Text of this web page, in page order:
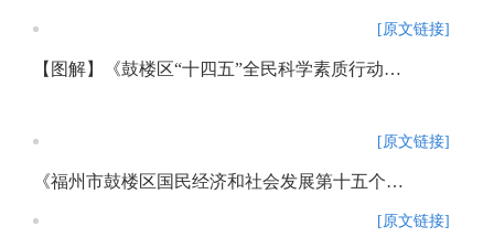
[原文链接]
【图解】《鼓楼区“十四五”全民科学素质行动规划纲要实施方案》
[原文链接]
《福州市鼓楼区国民经济和社会发展第十五个五年规划纲要》政策解读
[原文链接]